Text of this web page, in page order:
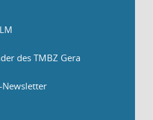
des TMBZ Gera
Newsletter